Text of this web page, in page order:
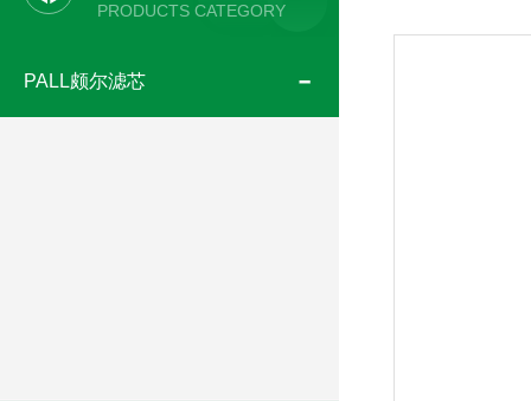
PRODUCTS CATEGORY
PALL颇尔滤芯